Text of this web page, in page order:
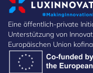
Eine öffentlich-private
Unterstützung von
Europäischen Union